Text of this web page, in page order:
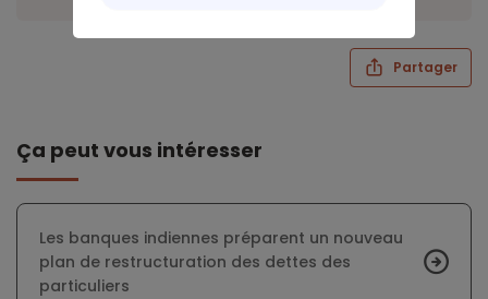
Partager
Ça peut vous intéresser
Les banques indiennes préparent un nouveau
plan de restructuration des dettes des
particuliers